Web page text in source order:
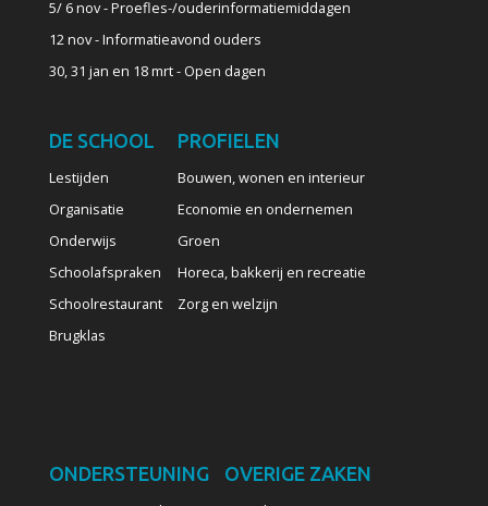
5/ 6 nov - Proefles-/ouderinformatiemiddagen
12 nov - Informatieavond ouders
30, 31 jan en 18 mrt - Open dagen
DE SCHOOL
Lestijden
Organisatie
Onderwijs
Schoolafspraken
Schoolrestaurant
Brugklas
PROFIELEN
Bouwen, wonen en interieur
Economie en ondernemen
Groen
Horeca, bakkerij en recreatie
Zorg en welzijn
ONDERSTEUNING OVERIGE ZAKEN